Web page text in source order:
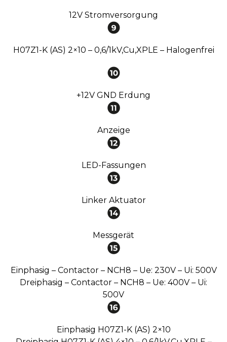
12V Stromversorgung
H07Z1-K (AS) 2×10 – 0,6/1kV,Cu,XPLE – Halogenfrei
+12V GND Erdung
Anzeige
LED-Fassungen
Linker Aktuator
Messgerät
Einphasig – Contactor – NCH8 – Ue: 230V – Ui: 500V
Dreiphasig – Contactor – NCH8 – Ue: 400V – Ui:
500V
Einphasig H07Z1-K (AS) 2×10